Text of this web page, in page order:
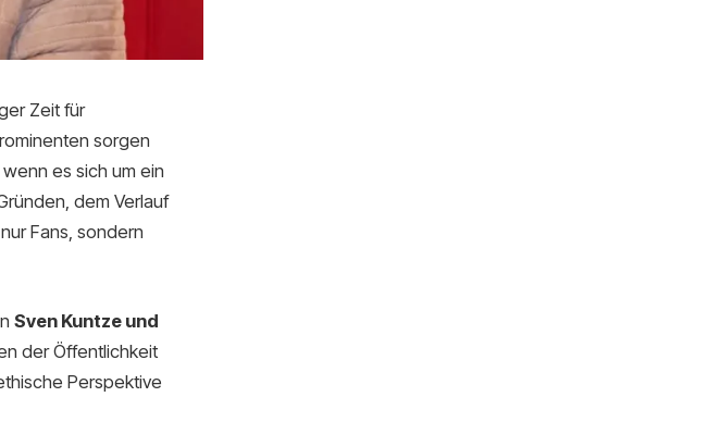
Zeit für
sorgen
es sich um ein
dem Verlauf
Fans, sondern
Sven Kuntze und
der Öffentlichkeit
Perspektive